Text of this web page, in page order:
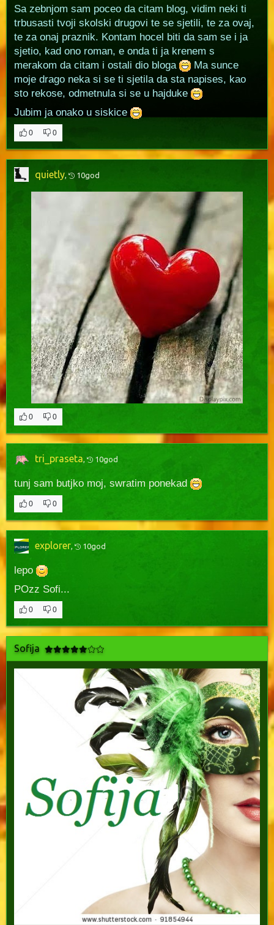
Sa zebnjom sam poceo da citam blog, vidim neki ti
trbusasti tvoji skolski drugovi te se sjetili, te za ovaj,
te za onaj praznik. Kontam hocel biti da sam se i ja
sjetio, kad ono roman, e onda ti ja krenem s
merakom da citam i ostali dio bloga
Ma sunce
moje drago neka si se ti sjetila da sta napises, kao
sto rekose, odmetnula si se u hajduke
Jubim ja onako u siskice
0 0
quietly 10god
0 0
tri_praseta, 10god
tunj sam butjko moj, swratim ponekad
0 0
explorer 10god
lepo
POzz Sofi...
0 0
Sofija